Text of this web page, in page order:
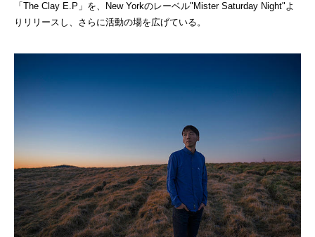
「The Clay E.P」を、New Yorkのレーベル"Mister Saturday Night"よ
りリリースし、さらに活動の場を広げている。